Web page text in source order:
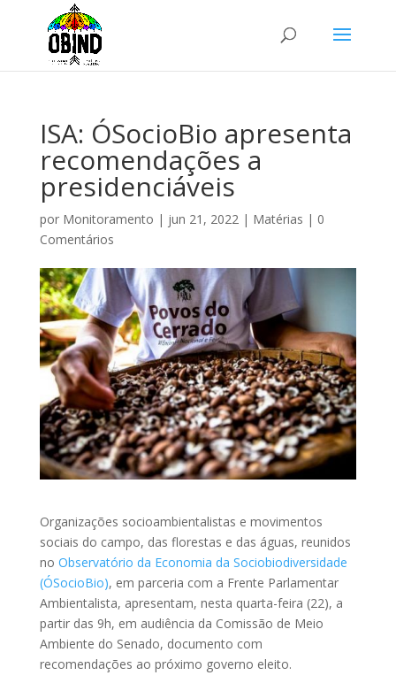
ISA: ÓSocioBio apresenta
recomendações a
presidenciáveis
por Monitoramento | jun 21, 2022| Matérias | 0
Comentários
Organizações socioambientalistas e movimentos
sociais do campo, das florestas e das águas, reunidos
no Observatório da Economia da Sociobiodiversidade
(ÓSocioBio), em parceria com a Frente Parlamentar
Ambientalista, apresentam, nesta quarta-feira (22), a
partir das 9h, em audiência da Comissão de Meio
Ambiente do Senado, documento com
recomendações ao próximo governo eleito.